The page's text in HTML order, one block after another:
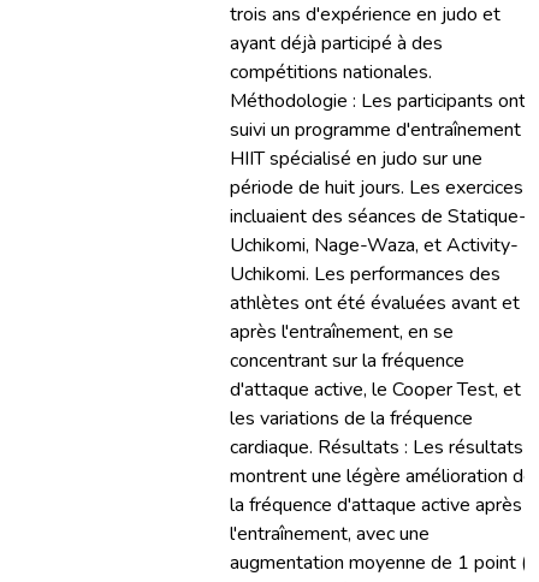
trois ans d'expérience en judo et
ayant déjà participé à des
compétitions nationales.
Méthodologie : Les participants ont
suivi un programme d'entraînement
HIIT spécialisé en judo sur une
période de huit jours. Les exercices
incluaient des séances de Statique-
Uchikomi, Nage-Waza, et Activity-
Uchikomi. Les performances des
athlètes ont été évaluées avant et
après l'entraînement, en se
concentrant sur la fréquence
d'attaque active, le Cooper Test, et
les variations de la fréquence
cardiaque. Résultats : Les résultats
montrent une légère amélioration de
la fréquence d'attaque active après
l'entraînement, avec une
augmentation moyenne de 1 point (p